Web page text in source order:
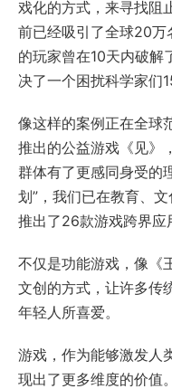
戏化的方式，来寻找阻
前已经吸引了全球20万
的玩家曾在10天内破解
决了一个困扰科学家们
像这样的案例正在全球
推出的公益游戏《见》
群体有了更感同身受的
划”，我们已在教育、
推出了26款游戏跨界应
不仅是功能游戏，像《
文创的方式，让许多传
年轻人所喜爱。
游戏，作为能够激发人
现出了更多维度的价值